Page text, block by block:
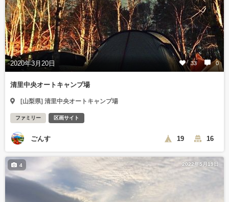
2020年3月20日 33 0
清里中央オートキャンプ場
[山梨県] 清里中央オートキャンプ場
ファミリー 区画サイト
ごんす 19 16
2022年5月19日
4